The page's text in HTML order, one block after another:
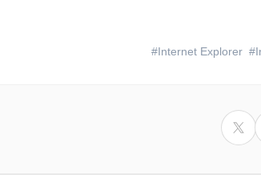
Internet Explorer